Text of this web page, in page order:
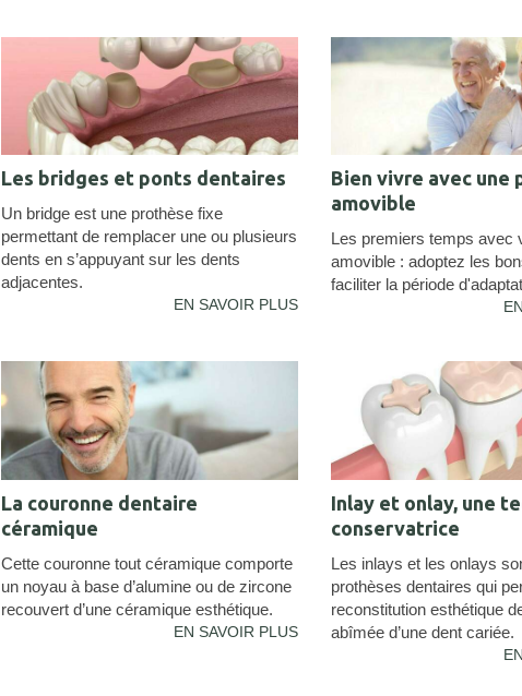
Les bridges et ponts dentaires
Un bridge est une prothèse fixe
permettant de remplacer une ou plusieurs
dents en s’appuyant sur les dents
adjacentes.
EN SAVOIR PLUS
Bien vivre avec une
amovible
Les premiers temps avec
amovible : adoptez les
faciliter la période
La couronne dentaire
céramique
Cette couronne tout céramique comporte
un noyau à base d’alumine ou de zircone
recouvert d’une céramique esthétique.
EN SAVOIR PLUS
Inlay et onlay, une
conservatrice
Les inlays et les onlays
prothèses dentaires qui
reconstitution esthétique
abîmée d’une dent cariée.